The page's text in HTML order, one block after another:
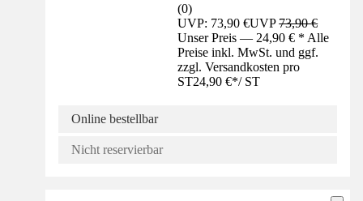
(0)
UVP: 73,90 €UVP73,90 €
Unser Preis — 24,90 € * Alle
Preise inkl. MwSt. und ggf.
zzgl. Versandkosten pro
ST24,90 €*/ ST
Online bestellbar
Nicht reservierbar